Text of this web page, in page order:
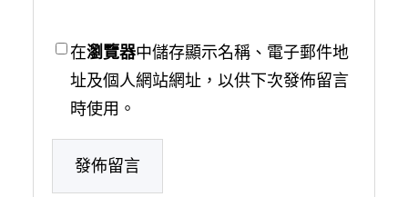
在瀏覽器中儲存顯示名稱、電子郵件地
址及個人網站網址，以供下次發佈留言
時使用。